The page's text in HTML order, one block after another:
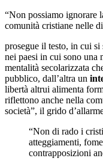
“Non possiamo ignorare
comunità cristiane nelle
prosegue il testo, in cui
nei paesi in cui sono una
mentalità secolarizzata
pubblico, dall’altra un
libertà altrui alimenta
riflettono anche nella
società”, il grido
“Non di rado i
atteggiamenti,
contrapposizioni